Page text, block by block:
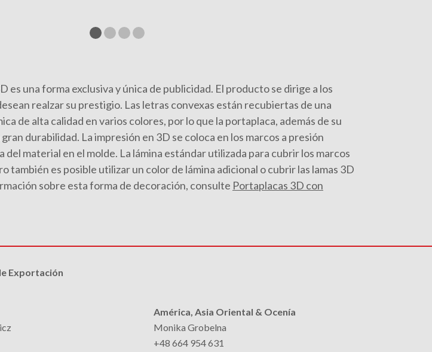
es una forma exclusiva y única de publicidad. El producto se dirige a los
realzar su prestigio. Las letras convexas están recubiertas de una
de alta calidad en varios colores, por lo que la portaplaca, además de su
durabilidad. La impresión en 3D se coloca en los marcos a presión
material en el molde. La lámina estándar utilizada para cubrir los marcos
también es posible utilizar un color de lámina adicional o cubrir las lamas 3D
sobre esta forma de decoración, consulte Portaplacas 3D con
Exportación
América, Asia Oriental & Ocenía
Monika Grobelna
+48 664 954 631